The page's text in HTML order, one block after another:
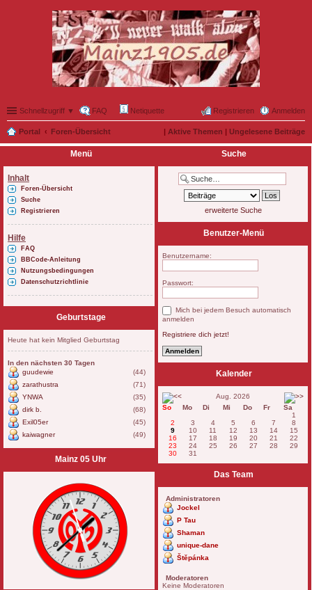
Schnellzugriff ▼ FAQ Netiquette Anmelden
Registrieren
Portal Foren-Übersicht | Aktive Themen | Ungelesene Beiträge
Menü
Inhalt
Foren-Übersicht
Suche
Registrieren
Hilfe
FAQ
BBCode-Anleitung
Nutzungsbedingungen
Datenschutzrichtlinie
Geburtstage
Heute hat kein Mitglied Geburtstag
In den nächsten 30 Tagen
guudewie
(44)
zarathustra
(71)
YNWA
(35)
dirk b.
(68)
Exil05er
(45)
kaiwagner
(49)
Mainz 05 Uhr
Suche
erweiterte Suche
Benutzer-Menü
Benutzername:
Passwort:
Mich bei jedem Besuch automatisch
anmelden
Registriere dich jetzt!
Kalender
Aug. 2026
So
Mo Di Mi Do Fr
Sa
1
2
3 4 5 6 7
8
9
10 11 12 13 14
15
16
17 18 19 20 21
22
23
24 25 26 27 28
29
30
31
Das Team
Administratoren
Jockel
P Tau
Shaman
unique-dane
Štěpánka
Moderatoren
Keine Moderatoren